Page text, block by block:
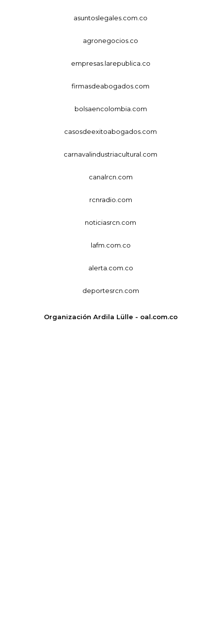
asuntoslegales.com.co
agronegocios.co
empresas.larepublica.co
firmasdeabogados.com
bolsaencolombia.com
casosdeexitoabogados.com
carnavalindustriacultural.com
canalrcn.com
rcnradio.com
noticiasrcn.com
lafm.com.co
alerta.com.co
deportesrcn.com
Organización Ardila Lülle - oal.com.co